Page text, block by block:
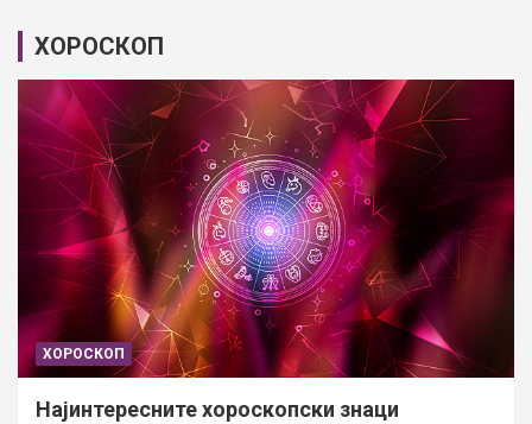
ХОРОСКОП
ХОРОСКОП
Најинтересните хороскопски знаци